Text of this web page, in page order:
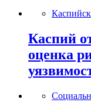
Каспий
оценка